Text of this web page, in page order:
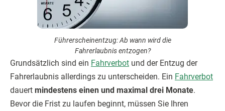
Führerscheinentzug: Ab wann wird die
Fahrerlaubnis entzogen?
Grundsätzlich sind ein Fahrverbot und der Entzug der
Fahrerlaubnis allerdings zu unterscheiden. Ein Fahrverbot
dauert mindestens einen und maximal drei Monate.
Bevor die Frist zu laufen beginnt, müssen Sie Ihren